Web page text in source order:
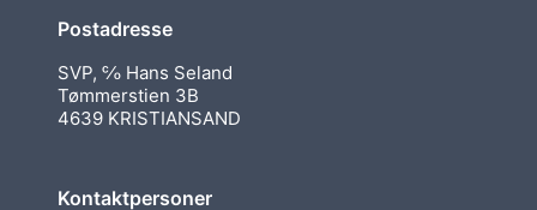
Postadresse
SVP, ℅ Hans Seland
Tømmerstien 3B
4639 KRISTIANSAND
Kontaktpersoner